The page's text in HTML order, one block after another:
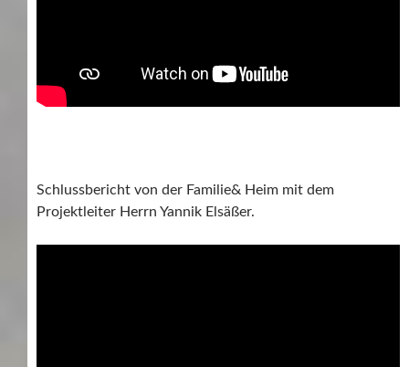
Schlussbericht von der Familie& Heim mit dem
Projektleiter Herrn Yannik Elsäßer.